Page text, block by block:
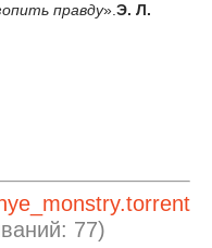
правду».Э. Л.
77)